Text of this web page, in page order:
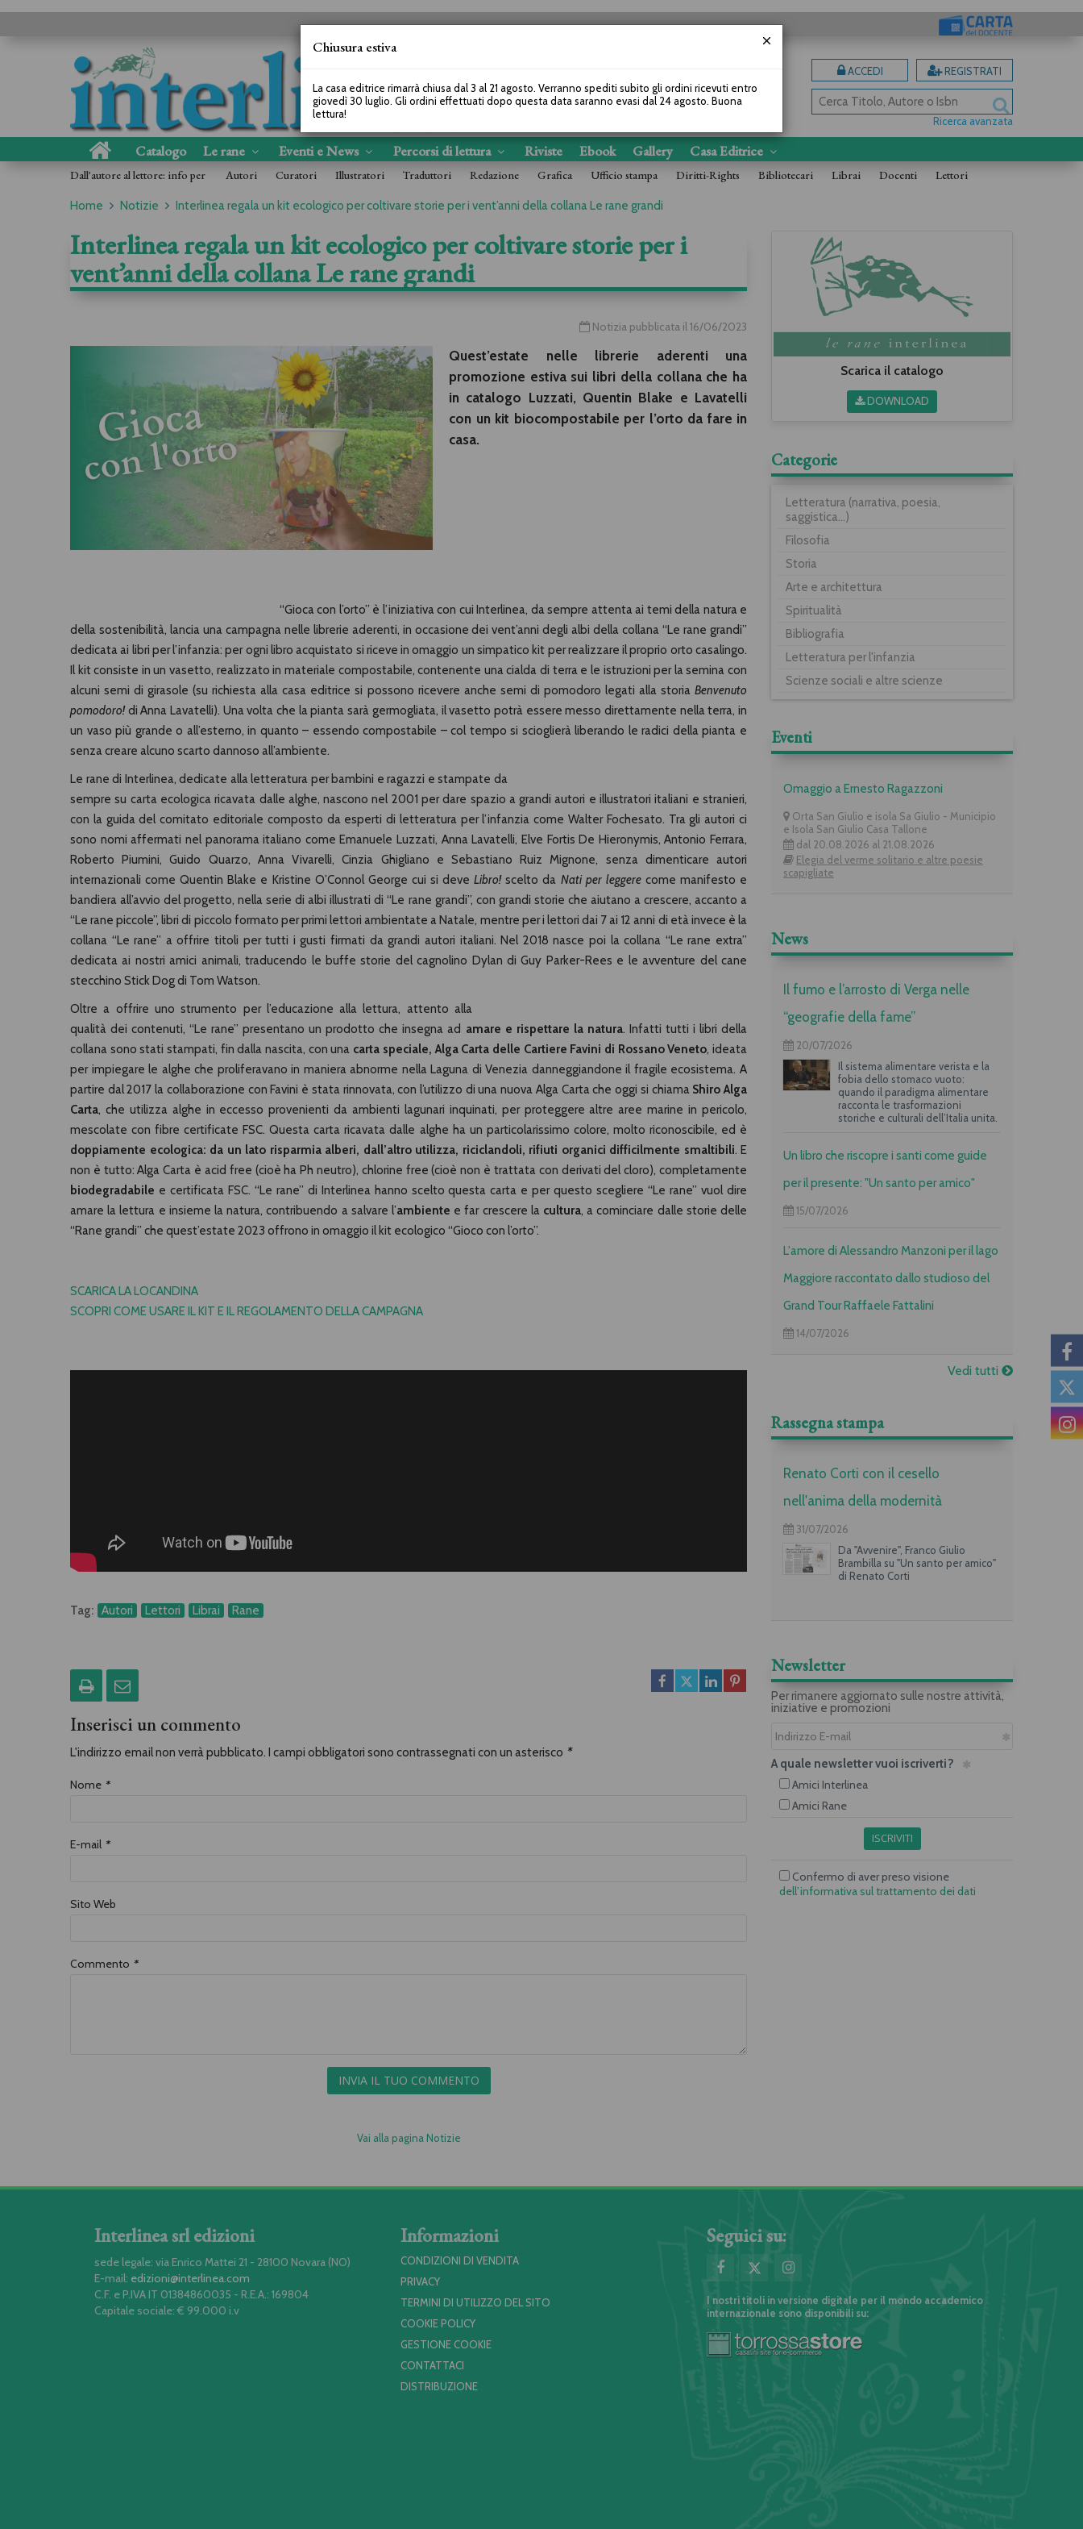
ACCEDI REGISTRATI
Ricerca avanzata
Catalogo Le rane Eventi e News Percorsi di lettura Riviste Ebook Gallery Casa Editrice
Dall'autore al lettore: info per Autori Curatori Illustratori Traduttori Redazione Grafica Ufficio stampa Diritti-Rights Bibliotecari Librai Docenti Lettori
Home Notizie Interlinea regala un kit ecologico per coltivare storie per i vent’anni della collana Le rane grandi
Interlinea regala un kit ecologico per coltivare storie per i
vent’anni della collana Le rane grandi
Notizia pubblicata il 16/06/2023
Quest’estate nelle librerie aderenti una
promozione estiva sui libri della collana che ha
in catalogo Luzzati, Quentin Blake e Lavatelli
con un kit biocompostabile per l’orto da fare in
casa.
“Gioca con l’orto” è l’iniziativa con cui Interlinea, da sempre attenta ai temi della natura e
della sostenibilità, lancia una campagna nelle librerie aderenti, in occasione dei vent’anni degli albi della collana “Le rane grandi”
dedicata ai libri per l’infanzia: per ogni libro acquistato si riceve in omaggio un simpatico kit per realizzare il proprio orto casalingo.
Il kit consiste in un vasetto, realizzato in materiale compostabile, contenente una cialda di terra e le istruzioni per la semina con
alcuni semi di girasole (su richiesta alla casa editrice si possono ricevere anche semi di pomodoro legati alla storia Benvenuto
pomodoro!di Anna Lavatelli). Una volta che la pianta sarà germogliata, il vasetto potrà essere messo direttamente nella terra, in
un vaso più grande o all’esterno, in quanto – essendo compostabile – col tempo si scioglierà liberando le radici della pianta e
senza creare alcuno scarto dannoso all’ambiente.
Le rane di Interlinea, dedicate alla letteratura per bambini e ragazzi e stampate da
sempre su carta ecologica ricavata dalle alghe, nascono nel 2001 per dare spazio a grandi autori e illustratori italiani e stranieri,
con la guida del comitato editoriale composto da esperti di letteratura per l’infanzia come Walter Fochesato. Tra gli autori ci
sono nomi affermati nel panorama italiano come Emanuele Luzzati, Anna Lavatelli, Elve Fortis De Hieronymis, Antonio Ferrara,
Roberto Piumini, Guido Quarzo, Anna Vivarelli, Cinzia Ghigliano e Sebastiano Ruiz Mignone, senza dimenticare autori
internazionali come Quentin Blake e Kristine O’Connol George cui si deveLibro!scelto da Nati per leggerecome manifesto e
bandiera all’avvio del progetto, nella serie di albi illustrati di “Le rane grandi”, con grandi storie che aiutano a crescere, accanto a
“Le rane piccole”, libri di piccolo formato per primi lettori ambientate a Natale, mentre per i lettori dai 7 ai 12 anni di età invece è la
collana “Le rane” a offrire titoli per tutti i gusti firmati da grandi autori italiani. Nel 2018 nasce poi la collana “Le rane extra”
dedicata ai nostri amici animali, traducendo le buffe storie del cagnolino Dylan di Guy Parker-Rees e le avventure del cane
stecchino Stick Dog di Tom Watson.
Oltre a offrire uno strumento per l’educazione alla lettura, attento alla
qualità dei contenuti, “Le rane” presentano un prodotto che insegna ad amare e rispettare la natura. Infatti tutti i libri della
collana sono stati stampati, fin dalla nascita, con una carta speciale, Alga Carta delle Cartiere Favini di Rossano Veneto, ideata
per impiegare le alghe che proliferavano in maniera abnorme nella Laguna di Venezia danneggiandone il fragile ecosistema. A
partire dal 2017 la collaborazione con Favini è stata rinnovata, con l’utilizzo di una nuova Alga Carta che oggi si chiama Shiro Alga
Carta, che utilizza alghe in eccesso provenienti da ambienti lagunari inquinati, per proteggere altre aree marine in pericolo,
mescolate con fibre certificate FSC. Questa carta ricavata dalle alghe ha un particolarissimo colore, molto riconoscibile, ed è
doppiamente ecologica: da un lato risparmia alberi, dall’altro utilizza, riciclandoli, rifiuti organici difficilmente smaltibili. E
non è tutto: Alga Carta è acid free (cioè ha Ph neutro), chlorine free (cioè non è trattata con derivati del cloro), completamente
biodegradabile e certificata FSC. “Le rane” di Interlinea hanno scelto questa carta e per questo scegliere “Le rane” vuol dire
amare la lettura e insieme la natura, contribuendo a salvare l’ambiente e far crescere la cultura, a cominciare dalle storie delle
“Rane grandi” che quest’estate 2023 offrono in omaggio il kit ecologico “Gioco con l’orto”.
SCARICA LA LOCANDINA
SCOPRI COME USARE IL KIT E IL REGOLAMENTO DELLA CAMPAGNA
Tag: Autori Lettori Librai Rane
Inserisci un commento
L'indirizzo email non verrà pubblicato. I campi obbligatori sono contrassegnati con un asterisco *
Nome *
E-mail *
Sito Web
Commento *
INVIA IL TUO COMMENTO
Vai alla pagina Notizie
Scarica il catalogo
DOWNLOAD
Categorie
Letteratura (narrativa, poesia,
saggistica...)
Filosofia
Storia
Arte e architettura
Spiritualità
Bibliografia
Letteratura per l'infanzia
Scienze sociali e altre scienze
Eventi
Omaggio a Ernesto Ragazzoni
Orta San Giulio e isola Sa Giulio - Municipio
e Isola San Giulio Casa Tallone
dal 20.08.2026 al 21.08.2026
Elegia del verme solitario e altre poesie
scapigliate
News
Il fumo e l’arrosto di Verga nelle
“geografie della fame”
20/07/2026
Il sistema alimentare verista e la
fobia dello stomaco vuoto:
quando il paradigma alimentare
racconta le trasformazioni
storiche e culturali dell’Italia unita.
Un libro che riscopre i santi come guide
per il presente: "Un santo per amico"
15/07/2026
L'amore di Alessandro Manzoni per il lago
Maggiore raccontato dallo studioso del
Grand Tour Raffaele Fattalini
14/07/2026
Vedi tutti
Rassegna stampa
Renato Corti con il cesello
nell'anima della modernità
31/07/2026
Da "Avvenire", Franco Giulio
Brambilla su "Un santo per amico"
di Renato Corti
Newsletter
Per rimanere aggiornato sulle nostre attività,
iniziative e promozioni
A quale newsletter vuoi iscriverti?
Amici Interlinea
Amici Rane
ISCRIVITI
Confermo di aver preso visione
dell’informativa sul trattamento dei dati
Interlinea srl edizioni
sede legale: via Enrico Mattei 21 - 28100 Novara (NO)
E-mail: edizioni@interlinea.com
C.F. e P.IVA IT 01384860035 - R.E.A.: 169804
Capitale sociale: € 99.000 i.v
Informazioni
CONDIZIONI DI VENDITA
PRIVACY
TERMINI DI UTILIZZO DEL SITO
COOKIE POLICY
GESTIONE COOKIE
CONTATTACI
DISTRIBUZIONE
Seguici su:
I nostri titoli in versione digitale per il mondo accademico
internazionale sono disponibili su:
Chiusura estiva
La casa editrice rimarrà chiusa dal 3 al 21 agosto. Verranno spediti subito gli ordini ricevuti entro
giovedì 30 luglio. Gli ordini effettuati dopo questa data saranno evasi dal 24 agosto. Buona
lettura!